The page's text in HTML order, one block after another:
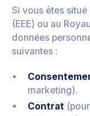
Si vous êtes
(EEE) ou au
données
suivantes :
marketing).
Contrat